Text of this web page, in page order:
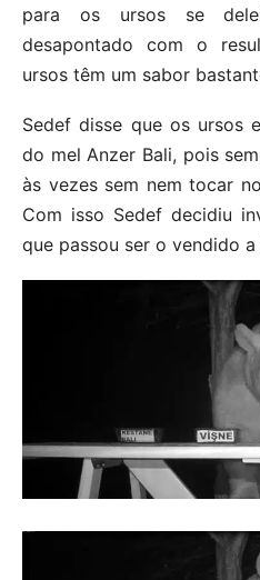
para os ursos se
desapontado com o
ursos têm um sabor
Sedef disse que os ursos
do mel Anzer Bali, pois
às vezes sem nem tocar
Com isso Sedef decidiu
que passou ser o vendido